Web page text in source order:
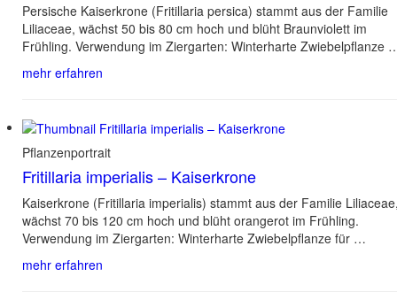
Persische Kaiserkrone (Fritillaria persica) stammt aus der Familie
Liliaceae, wächst 50 bis 80 cm hoch und blüht Braunviolett im
Frühling. Verwendung im Ziergarten: Winterharte Zwiebelpflanze
mehr erfahren
Pflanzenportrait
Fritillaria imperialis – Kaiserkrone
Kaiserkrone (Fritillaria imperialis) stammt aus der Familie
wächst 70 bis 120 cm hoch und blüht orangerot im Frühling.
Verwendung im Ziergarten: Winterharte Zwiebelpflanze für …
mehr erfahren